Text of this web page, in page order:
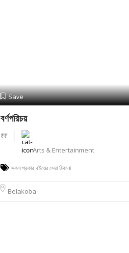
Save
বর্ণপরিচয়
₹₹
Arts & Entertainment
সকল প্রকার বইয়ের সেরা ঠিকানা
Belakoba